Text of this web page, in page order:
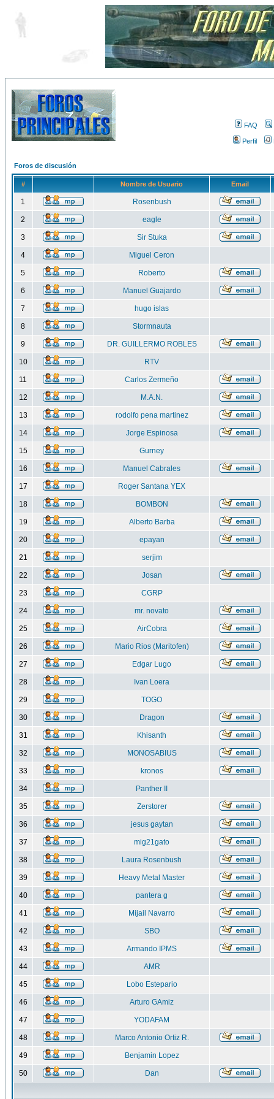
FAQ
Perfil
Foros de discusión
# Nombre de Usuario Email
1 Rosenbush
2 eagle
3 Sir Stuka
4 Miguel Ceron
5 Roberto
6 Manuel Guajardo
7 hugo islas
8 Stormnauta
9 DR. GUILLERMO ROBLES
10 RTV
11 Carlos Zermeño
12 M.A.N.
13 rodolfo pena martinez
14 Jorge Espinosa
15 Gurney
16 Manuel Cabrales
17 Roger Santana YEX
18 BOMBON
19 Alberto Barba
20 epayan
21 serjim
22 Josan
23 CGRP
24 mr. novato
25 AirCobra
26 Mario Rios (Maritofen)
27 Edgar Lugo
28 Ivan Loera
29 TOGO
30 Dragon
31 Khisanth
32 MONOSABIUS
33 kronos
34 Panther II
35 Zerstorer
36 jesus gaytan
37 mig21gato
38 Laura Rosenbush
39 Heavy Metal Master
40 pantera g
41 Mijail Navarro
42 SBO
43 Armando IPMS
44 AMR
45 Lobo Estepario
46 Arturo GAmiz
47 YODAFAM
48 Marco Antonio Ortiz R.
49 Benjamin Lopez
50 Dan